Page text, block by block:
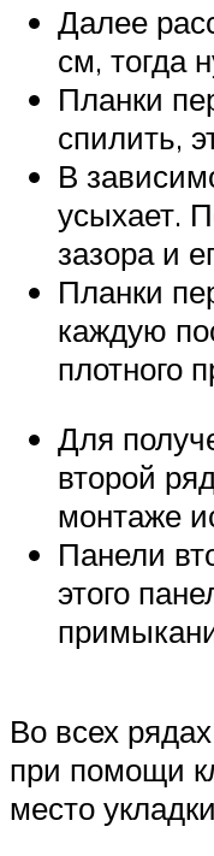
Далее
см, тогда
Планки
спилить,
В
усыхает.
зазора и
Планки
каждую
плотного
Для
второй
монтаже
Панели
этого
Во всех
при помощи
место